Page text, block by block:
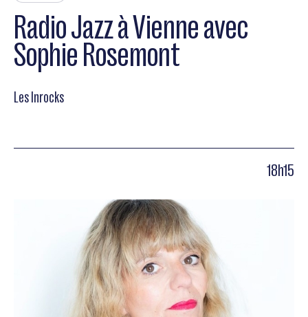
Radio Jazz à Vienne avec
Sophie Rosemont
Les Inrocks
18h15